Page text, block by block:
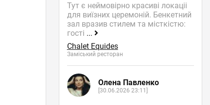
Тут є неймовірно красиві локаціі
для виїзних церемоній. Бенкетний
зал вразив стилем та місткістю:
гості ...
Chalet Equides
Заміський ресторан
Олена Павленко
[30.06.2026 23:11]